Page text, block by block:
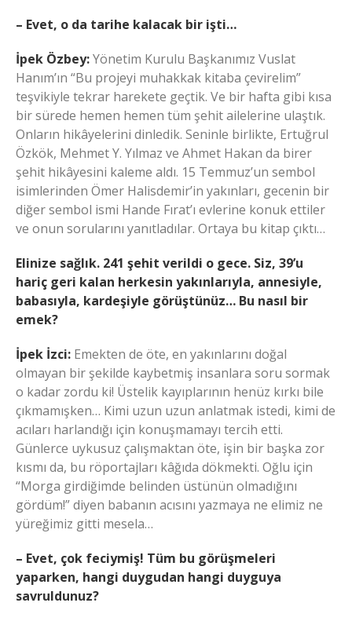
– Evet, o da tarihe kalacak bir işti…
İpek Özbey:Yönetim Kurulu Başkanımız Vuslat
Hanım’ın “Bu projeyi muhakkak kitaba çevirelim”
teşvikiyle tekrar harekete geçtik. Ve bir hafta gibi kısa
bir sürede hemen hemen tüm şehit ailelerine ulaştık.
Onların hikâyelerini dinledik. Seninle birlikte, Ertuğrul
Özkök, Mehmet Y. Yılmaz ve Ahmet Hakan da birer
şehit hikâyesini kaleme aldı. 15 Temmuz’un sembol
isimlerinden Ömer Halisdemir’in yakınları, gecenin bir
diğer sembol ismi Hande Fırat’ı evlerine konuk ettiler
ve onun sorularını yanıtladılar. Ortaya bu kitap çıktı…
Elinize sağlık. 241 şehit verildi o gece. Siz, 39’u
hariç geri kalan herkesin yakınlarıyla, annesiyle,
babasıyla, kardeşiyle görüştünüz… Bu nasıl bir
emek?
İpek İzci: Emekten de öte, en yakınlarını doğal
olmayan bir şekilde kaybetmiş insanlara soru sormak
o kadar zordu ki! Üstelik kayıplarının henüz kırkı bile
çıkmamışken… Kimi uzun uzun anlatmak istedi, kimi de
acıları harlandığı için konuşmamayı tercih etti.
Günlerce uykusuz çalışmaktan öte, işin bir başka zor
kısmı da, bu röportajları kâğıda dökmekti. Oğlu için
“Morga girdiğimde belinden üstünün olmadığını
gördüm!” diyen babanın acısını yazmaya ne elimiz ne
yüreğimiz gitti mesela…
– Evet, çok feciymiş! Tüm bu görüşmeleri
yaparken, hangi duygudan hangi duyguya
savruldunuz?